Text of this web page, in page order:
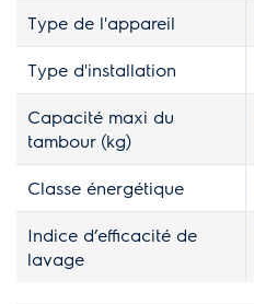
Type de l'appareil
Type d'installation
Capacité maxi du
tambour (kg)
Classe énergétique
Indice d’efficacité de
lavage